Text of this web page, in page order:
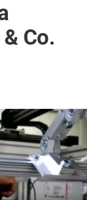
Co.